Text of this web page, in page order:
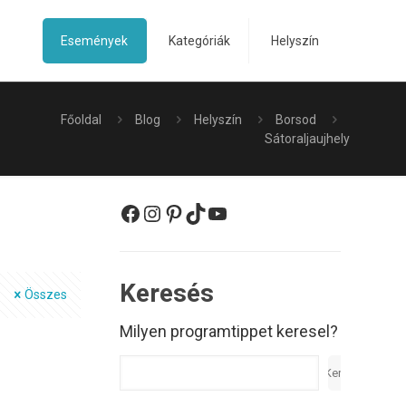
Események Kategóriák Helyszín
Főoldal Blog Helyszín
Borsod
Sátoraljaujhely
Összes
Facebook
Instagram
Pinterest
TikTok
YouTube
Keresés
Milyen programtippet keresel?
Keresés